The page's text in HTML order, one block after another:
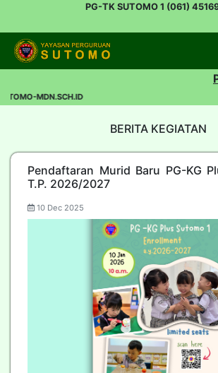
PG-TK SUTOMO 1 (061)
MDN.SCH.ID
BERITA KEGIATAN
Pendaftaran Murid Baru PG-KG
T.P. 2026/2027
10 Dec 2025